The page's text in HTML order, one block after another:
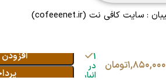
: سایت کافی نت (cofeeenet.ir)
۱,۸۵۰,۰۰۰تومان
1
در
انبار